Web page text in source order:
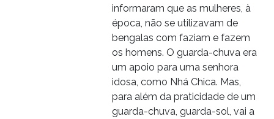
informaram que as mulheres, à
época, não se utilizavam de
bengalas com faziam e fazem
os homens. O guarda-chuva era
um apoio para uma senhora
idosa, como Nhá Chica. Mas,
para além da praticidade de um
guarda-chuva, guarda-sol, vai a